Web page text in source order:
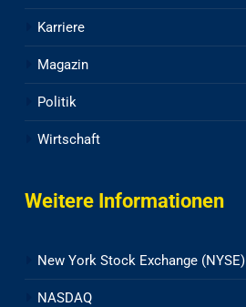
Karriere
Magazin
Politik
Wirtschaft
Weitere Informationen
New York Stock Exchange (NYSE)
NASDAQ